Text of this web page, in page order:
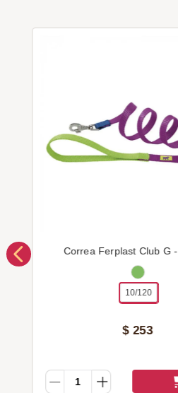
Correa Ferplast Club G
10/120
$ 253